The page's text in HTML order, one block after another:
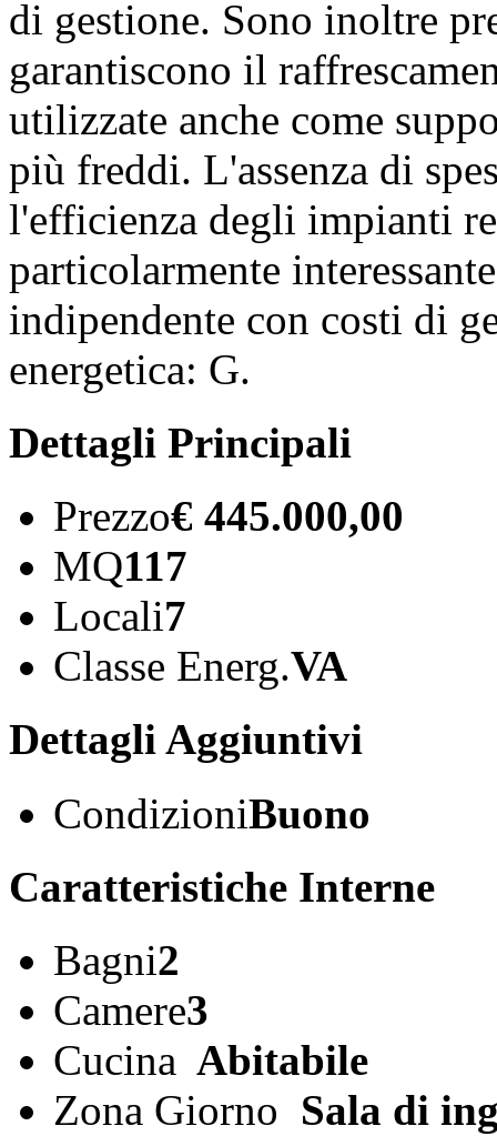
di gestione. Sono inoltre
garantiscono il
utilizzate anche come
più freddi. L'assenza di
l'efficienza degli impianti
particolarmente
indipendente con costi di
energetica: G.
Dettagli Principali
Prezzo€ 445.000,00
MQ117
Locali7
Classe Energ.VA
Dettagli Aggiuntivi
CondizioniBuono
Caratteristiche Interne
Bagni2
Camere3
Cucina Abitabile
Zona Giorno Sala di